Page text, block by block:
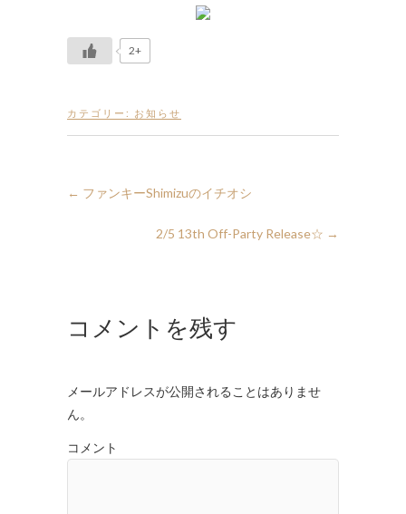
2+
カテゴリー: お知らせ
← ファンキーShimizuのイチオシ
2/5 13th Off-Party Release☆ →
コメントを残す
メールアドレスが公開されることはありませ
ん。
コメント